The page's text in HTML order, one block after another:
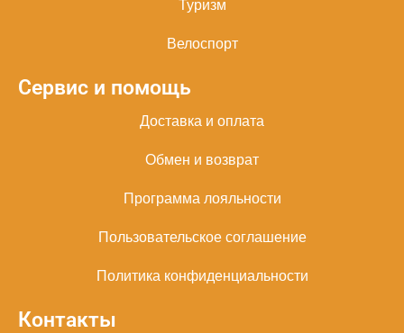
Туризм
Велоспорт
Сервис и помощь
Доставка и оплата
Обмен и возврат
Программа лояльности
Пользовательское соглашение
Политика конфиденциальности
Контакты